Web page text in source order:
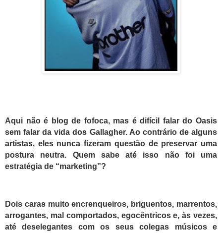
Aqui não é blog de fofoca, mas é difícil falar do Oasis
sem falar da vida dos Gallagher. Ao contrário de alguns
artistas, eles nunca fizeram questão de preservar uma
postura neutra. Quem sabe até isso não foi uma
estratégia de “marketing”?
Dois caras muito encrenqueiros, briguentos, marrentos,
arrogantes, mal comportados, egocêntricos e, às vezes,
até deselegantes com os seus colegas músicos e